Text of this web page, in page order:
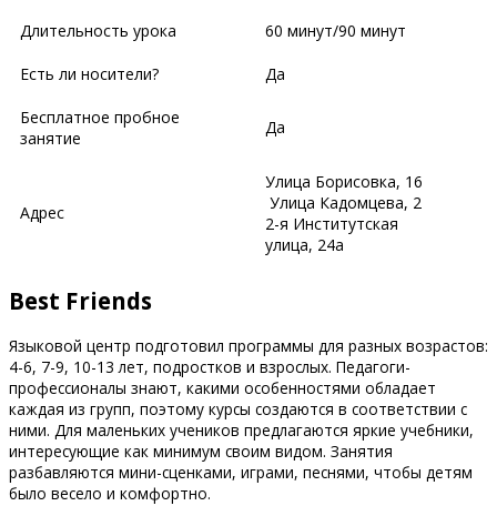
Длительность урока 60 минут/90 минут
Есть ли носители? Да
Бесплатное пробное
занятие
Да
Адрес
​​​Улица Борисовка, 16
​Улица Кадомцева, 2
​2-я Институтская
улица, 24а
Best Friends
Языковой центр подготовил программы для разных возрастов:
4-6, 7-9, 10-13 лет, подростков и взрослых. Педагоги-
профессионалы знают, какими особенностями обладает
каждая из групп, поэтому курсы создаются в соответствии с
ними. Для маленьких учеников предлагаются яркие учебники,
интересующие как минимум своим видом. Занятия
разбавляются мини-сценками, играми, песнями, чтобы детям
было весело и комфортно.